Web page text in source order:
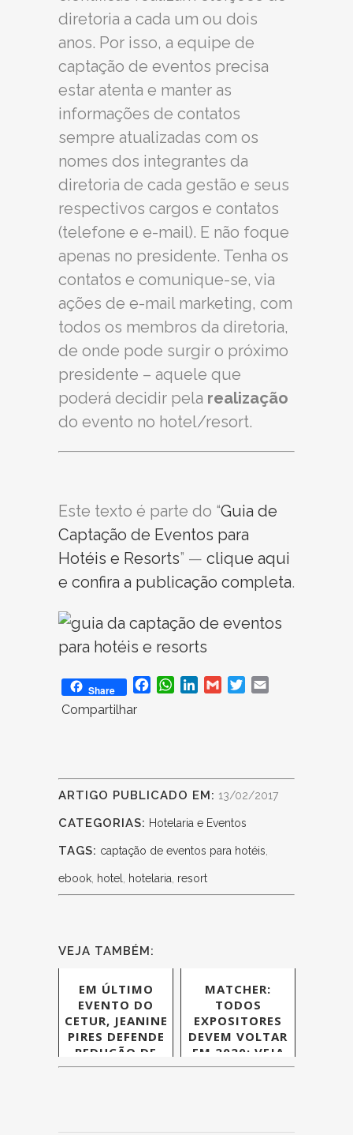
diretoria a cada um ou dois
anos. Por isso, a equipe de
captação de eventos precisa
estar atenta e manter as
informações de contatos
sempre atualizadas com os
nomes dos integrantes da
diretoria de cada gestão e seus
respectivos cargos e contatos
(telefone e e-mail). E não foque
apenas no presidente. Tenha os
contatos e comunique-se, via
ações de e-mail marketing, com
todos os membros da diretoria,
de onde pode surgir o próximo
presidente – aquele que
poderá decidir pela realização
do evento no hotel/resort.
Este texto é parte do “Guia de
Captação de Eventos para
Hotéis e Resorts” — clique aqui
e confira a publicação completa.
Share Facebook
WhatsApp
LinkedInGmailTwitter
Compartilhar
ARTIGO PUBLICADO EM: 13/02/2017
CATEGORIAS: Hotelaria e Eventos
TAGS: captação de eventos para hotéis,
ebook, hotel, hotelaria, resort
VEJA TAMBÉM:
EM ÚLTIMO
EVENTO DO
CETUR, JEANINE
PIRES DEFENDE
REDUÇÃO DE
TRIBUTOS PARA
MATCHER:
TODOS
EXPOSITORES
DEVEM VOLTAR
EM 2020; VEJA
NOVIDADES